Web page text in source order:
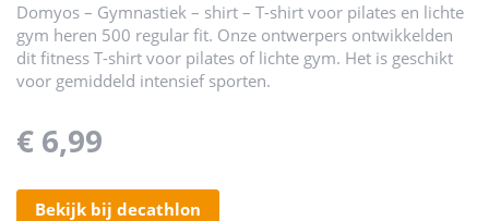
Domyos – Gymnastiek – shirt – T-shirt voor pilates en lichte
gym heren 500 regular fit. Onze ontwerpers ontwikkelden
dit fitness T-shirt voor pilates of lichte gym. Het is geschikt
voor gemiddeld intensief sporten.
€ 6,99
bekijk bij decathlon